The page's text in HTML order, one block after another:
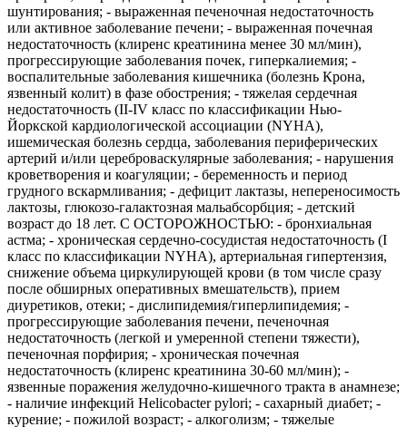
шунтирования; - выраженная печеночная недостаточность
или активное заболевание печени; - выраженная почечная
недостаточность (клиренс креатинина менее 30 мл/мин),
прогрессирующие заболевания почек, гиперкалиемия; -
воспалительные заболевания кишечника (болезнь Крона,
язвенный колит) в фазе обострения; - тяжелая сердечная
недостаточность (II-IV класс по классификации Нью-
Йоркской кардиологической ассоциации (NYHA),
ишемическая болезнь сердца, заболевания периферических
артерий и/или цереброваскулярные заболевания; - нарушения
кроветворения и коагуляции; - беременность и период
грудного вскармливания; - дефицит лактазы, непереносимость
лактозы, глюкозо-галактозная мальабсорбция; - детский
возраст до 18 лет. С ОСТОРОЖНОСТЬЮ: - бронхиальная
астма; - хроническая сердечно-сосудистая недостаточность (I
класс по классификации NYHA), артериальная гипертензия,
снижение объема циркулирующей крови (в том числе сразу
после обширных оперативных вмешательств), прием
диуретиков, отеки; - дислипидемия/гиперлипидемия; -
прогрессирующие заболевания печени, печеночная
недостаточность (легкой и умеренной степени тяжести),
печеночная порфирия; - хроническая почечная
недостаточность (клиренс креатинина 30-60 мл/мин); -
язвенные поражения желудочно-кишечного тракта в анамнезе;
- наличие инфекций Helicobacter pylori; - сахарный диабет; -
курение; - пожилой возраст; - алкоголизм; - тяжелые